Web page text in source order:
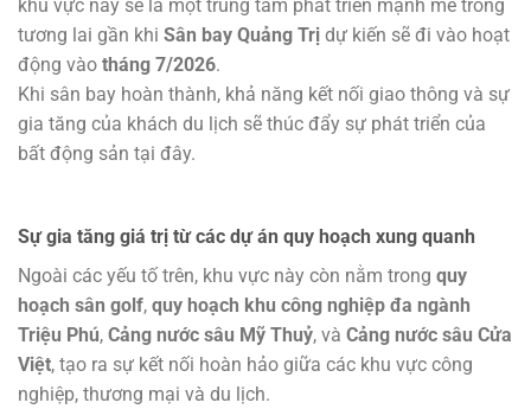
khu vực này sẽ là một trung tâm phát triển mạnh mẽ trong
tương lai gần khi Sân bay Quảng Trị dự kiến sẽ đi vào hoạt
động vào tháng 7/2026.
Khi sân bay hoàn thành, khả năng kết nối giao thông và sự
gia tăng của khách du lịch sẽ thúc đẩy sự phát triển của
bất động sản tại đây.
Sự gia tăng giá trị từ các dự án quy hoạch xung quanh
Ngoài các yếu tố trên, khu vực này còn nằm trong quy
hoạch sân golf, quy hoạch khu công nghiệp đa ngành
Triệu Phú, Cảng nước sâu Mỹ Thuỷ, và Cảng nước sâu Cửa
Việt, tạo ra sự kết nối hoàn hảo giữa các khu vực công
nghiệp, thương mại và du lịch.